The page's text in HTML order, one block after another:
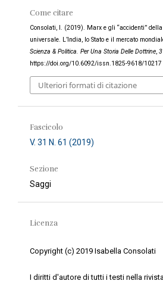
Come citare
Consolati, I. (2019). Marx e gli “accidenti”
universale. L’India, lo Stato e il mercato
Scienza & Politica. Per Una Storia Delle Dottrine,
https://doi.org/10.6092/issn.1825-9618/10217
Ulteriori formati di citazione
Fascicolo
V. 31 N. 61 (2019)
Sezione
Saggi
Licenza
Copyright (c) 2019 Isabella Consolati
I diritti d'autore di tutti i testi nella rivista